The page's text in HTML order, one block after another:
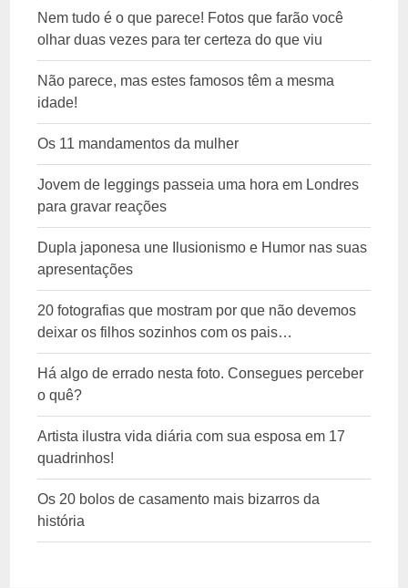
Nem tudo é o que parece! Fotos que farão você
olhar duas vezes para ter certeza do que viu
Não parece, mas estes famosos têm a mesma
idade!
Os 11 mandamentos da mulher
Jovem de leggings passeia uma hora em Londres
para gravar reações
Dupla japonesa une Ilusionismo e Humor nas suas
apresentações
20 fotografias que mostram por que não devemos
deixar os filhos sozinhos com os pais…
Há algo de errado nesta foto. Consegues perceber
o quê?
Artista ilustra vida diária com sua esposa em 17
quadrinhos!
Os 20 bolos de casamento mais bizarros da
história